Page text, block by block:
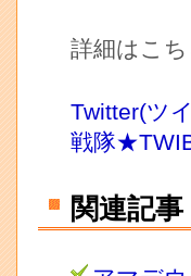
詳細はこち
Twitter(ツ
戦隊
関連記事